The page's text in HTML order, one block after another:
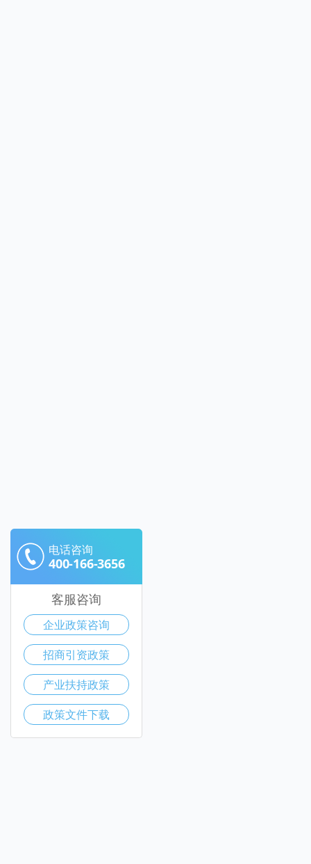
电话咨询
400-166-3656
客服咨询
企业政策咨询
招商引资政策
产业扶持政策
政策文件下载